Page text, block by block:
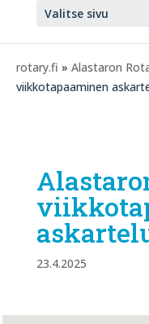
Valitse sivu
rotary.fi » Alastaron
viikkotapaaminen
23.4.2025